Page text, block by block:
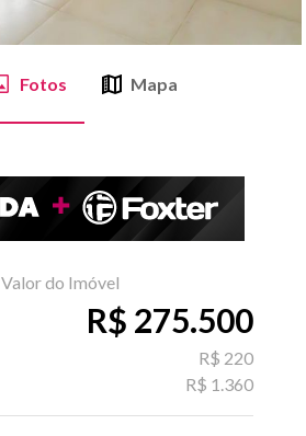
Fotos Mapa
Valor do Imóvel
R$ 275.500
R$ 220
R$ 1.360